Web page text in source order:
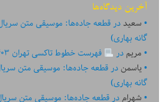
آخرین دیدگاه‌ها
سعیددر
گانه بهاری)
مریمدر فهرست خطوط تاکسی تهران ۱۴۰۳
یاسمندر
گانه بهاری)
شهرامدر